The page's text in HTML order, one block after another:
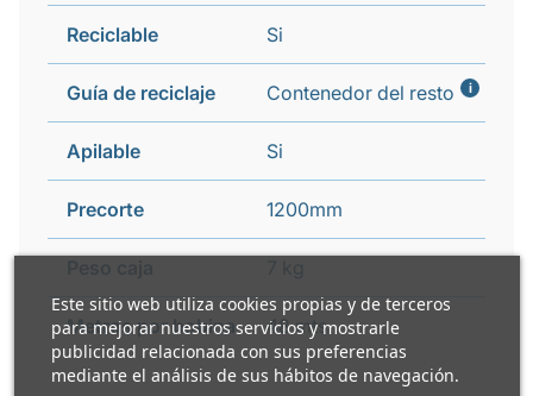
Este sitio web utiliza cookies propias y de terceros
para mejorar nuestros servicios y mostrarle
publicidad relacionada con sus preferencias
mediante el análisis de sus hábitos de navegación.
Reciclable Si
Guía de reciclaje Contenedor del resto i
Apilable Si
Precorte 1200mm
Metros por bobina 48 mts